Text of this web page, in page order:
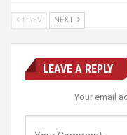
PREV NEXT
LEAVE A REPLY
Your email